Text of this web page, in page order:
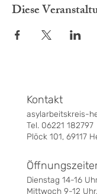
Diese
asylarbeitskreis-
Tel. 06221 182797
Plöck 101, 69117
Kontakt
Dienstag 14-16
Mittwoch 9-12